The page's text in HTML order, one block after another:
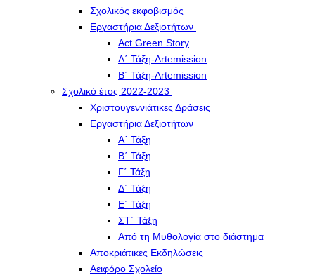
Σχολικός εκφοβισμός
Εργαστήρια Δεξιοτήτων
Act Green Story
Α΄ Τάξη-Artemission
Β΄ Τάξη-Artemission
Σχολικό έτος 2022-2023
Χριστουγεννιάτικες Δράσεις
Εργαστήρια Δεξιοτήτων
Α΄ Τάξη
Β΄ Τάξη
Γ΄ Τάξη
Δ΄ Τάξη
Ε΄ Τάξη
ΣΤ΄ Τάξη
Από τη Μυθολογία στο διάστημα
Αποκριάτικες Εκδηλώσεις
Αειφόρο Σχολείο